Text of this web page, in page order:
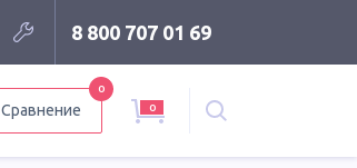
8 800 707 01 69
Сравнение
0
0